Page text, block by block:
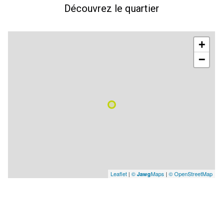
Découvrez le quartier
+
−
Leaflet | © JawgMaps | © OpenStreetMap